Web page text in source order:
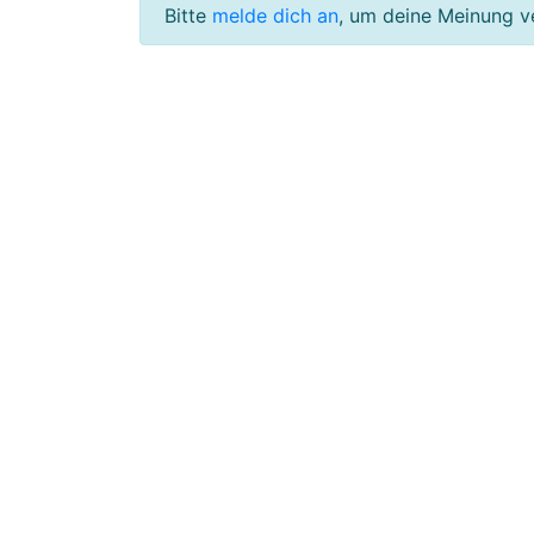
Bitte melde dich an, um deine Meinung